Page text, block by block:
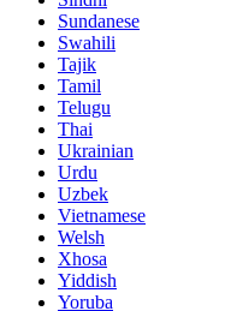
Sundanese
Swahili
Tajik
Tamil
Telugu
Thai
Ukrainian
Urdu
Uzbek
Vietnamese
Welsh
Xhosa
Yiddish
Yoruba